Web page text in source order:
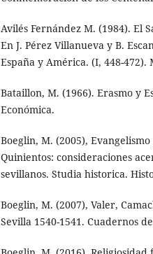
Avilés Fernández M. (1984). El
En J. Pérez Villanueva y B.
España y América. (I, 448-472).
Bataillon, M. (1966). Erasmo y
Económica.
Boeglin, M. (2005),
Quinientos: consideraciones
sevillanos. Studia historica.
Boeglin, M. (2007), Valer,
Sevilla 1540-1541. Cuadernos